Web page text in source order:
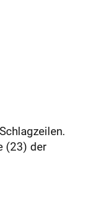
(23) der